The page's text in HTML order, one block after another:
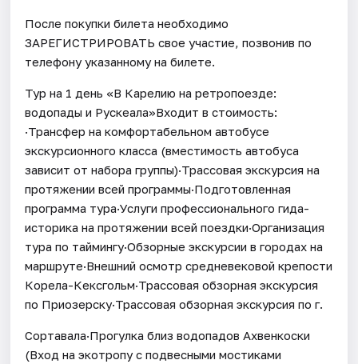
После покупки билета необходимо
ЗАРЕГИСТРИРОВАТЬ свое участие, позвонив по
телефону указанному на билете.
Тур на 1 день «В Карелию на ретропоезде:
водопады и Рускеала»Входит в стоимость:
·Трансфер на комфортабельном автобусе
экскурсионного класса (вместимость автобуса
зависит от набора группы)·Трассовая экскурсия на
протяжении всей программы·Подготовленная
программа тура·Услуги профессионального гида-
историка на протяжении всей поездки·Организация
тура по таймингу·Обзорные экскурсии в городах на
маршруте·Внешний осмотр средневековой крепости
Корела-Кексгольм·Трассовая обзорная экскурсия
по Приозерску·Трассовая обзорная экскурсия по г.
Сортавала·Прогулка близ водопадов Ахвенкоски
(Вход на экотропу с подвесными мостиками